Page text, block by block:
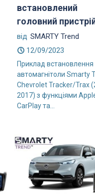
встановлений
головний
від SMARTY Trend
12/09/2023
Приклад встановлення
автомагнітоли Smarty
Chevrolet Tracker/Trax
2017) з функціями
CarPlay та...